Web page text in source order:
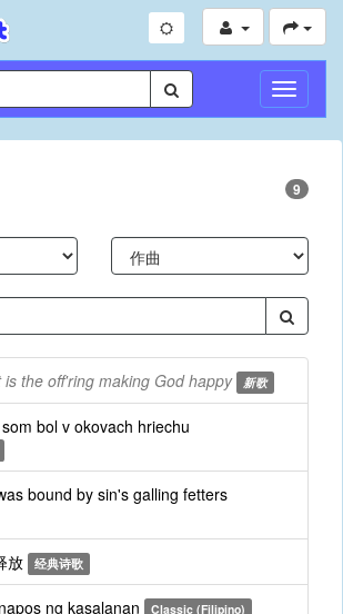
切
换
导
9
is the off'ring making God happy 新歌
bol v okovach hriechu
bound by sin's galling fetters
放 经典诗歌
ng kasalanan Classic (Filipino)